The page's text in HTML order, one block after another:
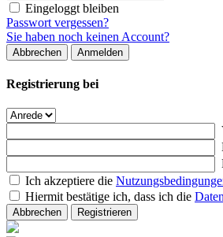
Eingeloggt bleiben
Passwort vergessen?
Sie haben noch keinen Account?
Abbrechen Anmelden
Registrierung bei
Ich akzeptiere die
Hiermit bestätige ich, dass ich die
Abbrechen Registrieren